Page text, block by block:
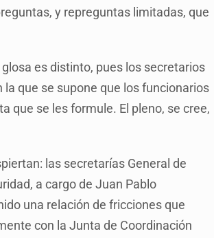
y repreguntas limitadas, que
es distinto, pues los secretarios
que se supone que los funcionarios
que se les formule. El pleno, se cree,
las secretarías General de
a cargo de Juan Pablo
una relación de fricciones que
con la Junta de Coordinación